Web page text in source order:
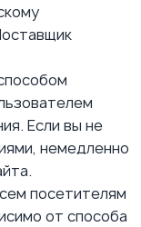
Если вы не
немедленно
посетителям
от способа